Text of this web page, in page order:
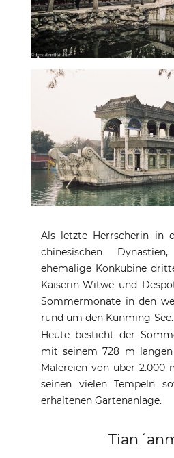
Als letzte Herrscherin in
chinesischen
ehemalige Konkubine
Kaiserin-Witwe und
Sommermonate in den
rund um den Kunming-See.
Heute besticht der
mit seinem 728 m langen
Malereien von über 2.000
seinen vielen Tempeln
erhaltenen Gartenanlage.